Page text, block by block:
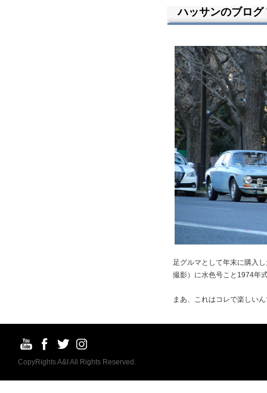
ハッサンのブログ
足グルマとして年末に購入
撮影）に水色号こと1974年
まあ、これはコレで楽しい
CopyRights A&I All Rights Reserved.